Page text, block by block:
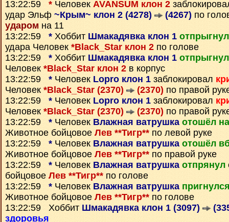
13:22:59 * Человек AVANSUM клон 2
удар Эльф ~Крым~ клон 2 (4278) (4267) по
ударом на 11
13:22:59 * Хоббит Шмакадявка клон 1
удара Человек *Black_Star клон 2 по голове
13:22:59 * Хоббит Шмакадявка клон 1
Человек *Black_Star клон 2 в корпус
13:22:59 * Человек Lopro клон 1 заблокировал
Человек *Black_Star (2370) (2370) по правой
13:22:59 * Человек Lopro клон 1 заблокировал
Человек *Black_Star (2370) (2370) по правой
13:22:59 * Человек Влажная ватрушка отошёл
Животное бойцовое Лев **Тигр** по левой руке
13:22:59 * Человек Влажная ватрушка отошёл
Животное бойцовое Лев **Тигр** по правой руке
13:22:59 * Человек Влажная ватрушка отпрянул
бойцовое Лев **Тигр** по голове
13:22:59 * Человек Влажная ватрушка
Животное бойцовое Лев **Тигр** по голове
13:22:59 Хоббит Шмакадявка клон 1 (3097)
здоровья